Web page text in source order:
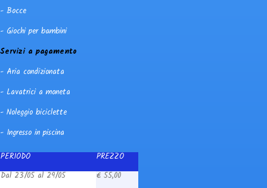
- Bocce
- Giochi per bambini
Servizi a pagamento
- Aria condizionata
- Lavatrici a moneta
- Noleggio biciclette
- Ingresso in piscina
PERIODO
PREZZO
Dal 23/05 al 29/05
€ 55,00